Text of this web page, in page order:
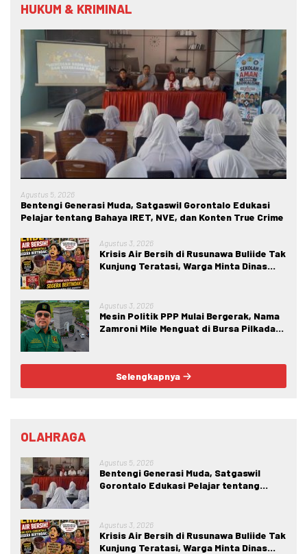
HUKUM & KRIMINAL
Agustus 5, 2026
Bentengi Generasi Muda, Satgaswil Gorontalo Edukasi
Pelajar tentang Bahaya IRET, NVE, dan Konten True Crime
Agustus 3, 2026
Krisis Air Bersih di Rusunawa Buliide Tak
Kunjung Teratasi, Warga Minta Dinas
Agustus 3, 2026
Mesin Politik PPP Mulai Bergerak, Nama
Zamroni Mile Menguat di Bursa Pilkada
Selengkapnya
OLAHRAGA
Agustus 5, 2026
Bentengi Generasi Muda, Satgaswil
Gorontalo Edukasi Pelajar tentang
Agustus 3, 2026
Krisis Air Bersih di Rusunawa Buliide Tak
Kunjung Teratasi, Warga Minta Dinas